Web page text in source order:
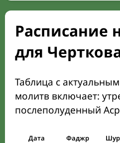
Расписание
для
Таблица с
молитв включает:
послеполуденный
Дата Фаджр